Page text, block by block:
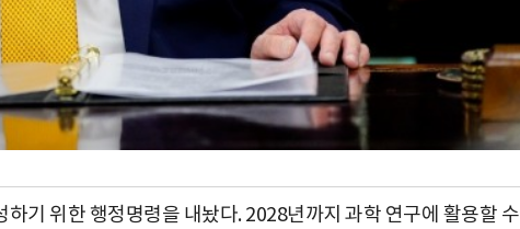
기 위한 행정명령을 내놨다. 2028년까지 과학 연구에 활용할 수